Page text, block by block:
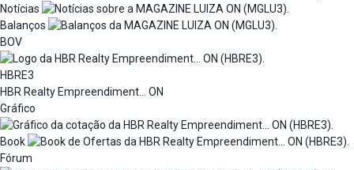
Notícias
Balanços
BOV
HBRE3
HBR Realty Empreendiment... ON
Gráfico
Book
Fórum